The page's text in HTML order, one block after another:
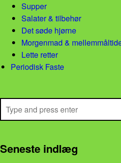
Supper
Salater & tilbehør
Det søde hjørne
Morgenmad &
Lette retter
Periodisk Faste
Search
Seneste indlæg